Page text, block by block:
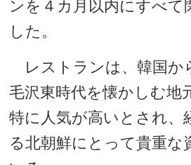
ンを４カ月以内にすべて
した。
レストランは、韓国か
毛沢東時代を懐かしむ地
特に人気が高いとされ、
る北朝鮮にとって貴重な